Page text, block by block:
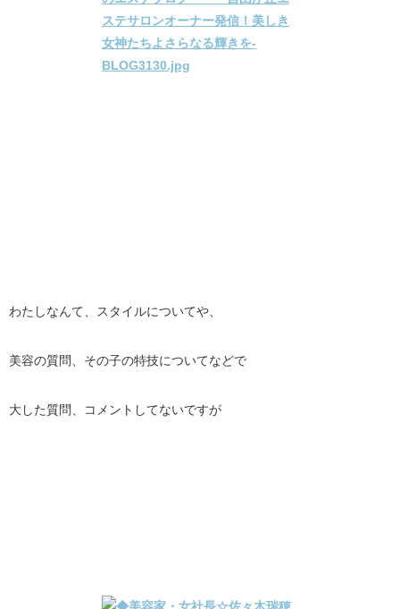
わたしなんて、スタイルについてや、
美容の質問、その子の特技についてなどで
大した質問、コメントしてないですが